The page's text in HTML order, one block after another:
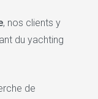
, nos clients y
du yachting
de